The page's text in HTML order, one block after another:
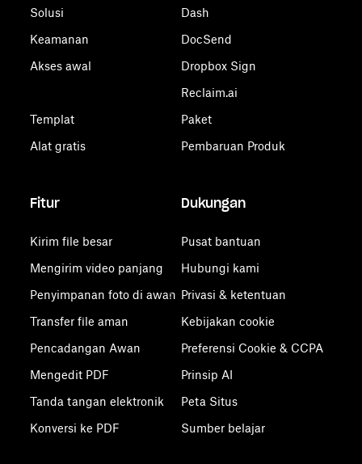
Solusi
Keamanan
Akses awal
Templat
Alat gratis
Dash
DocSend
Dropbox Sign
Reclaim.ai
Paket
Pembaruan Produk
Fitur
Kirim file besar
Mengirim video panjang
Penyimpanan foto di awan
Transfer file aman
Pencadangan Awan
Mengedit PDF
Tanda tangan elektronik
Konversi ke PDF
Dukungan
Pusat bantuan
Hubungi kami
Privasi & ketentuan
Kebijakan cookie
Preferensi Cookie & CCPA
Prinsip AI
Peta Situs
Sumber belajar